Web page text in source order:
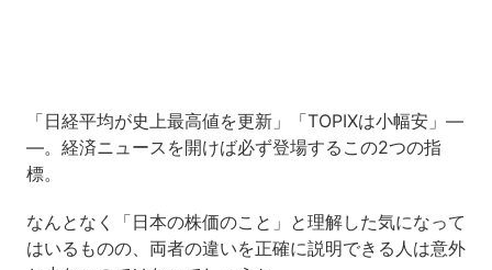
「日経平均が史上最高値を更新」「TOPIXは小幅安」―
―。経済ニュースを開けば必ず登場するこの2つの指
標。
なんとなく「日本の株価のこと」と理解した気になって
はいるものの、両者の違いを正確に説明できる人は意外